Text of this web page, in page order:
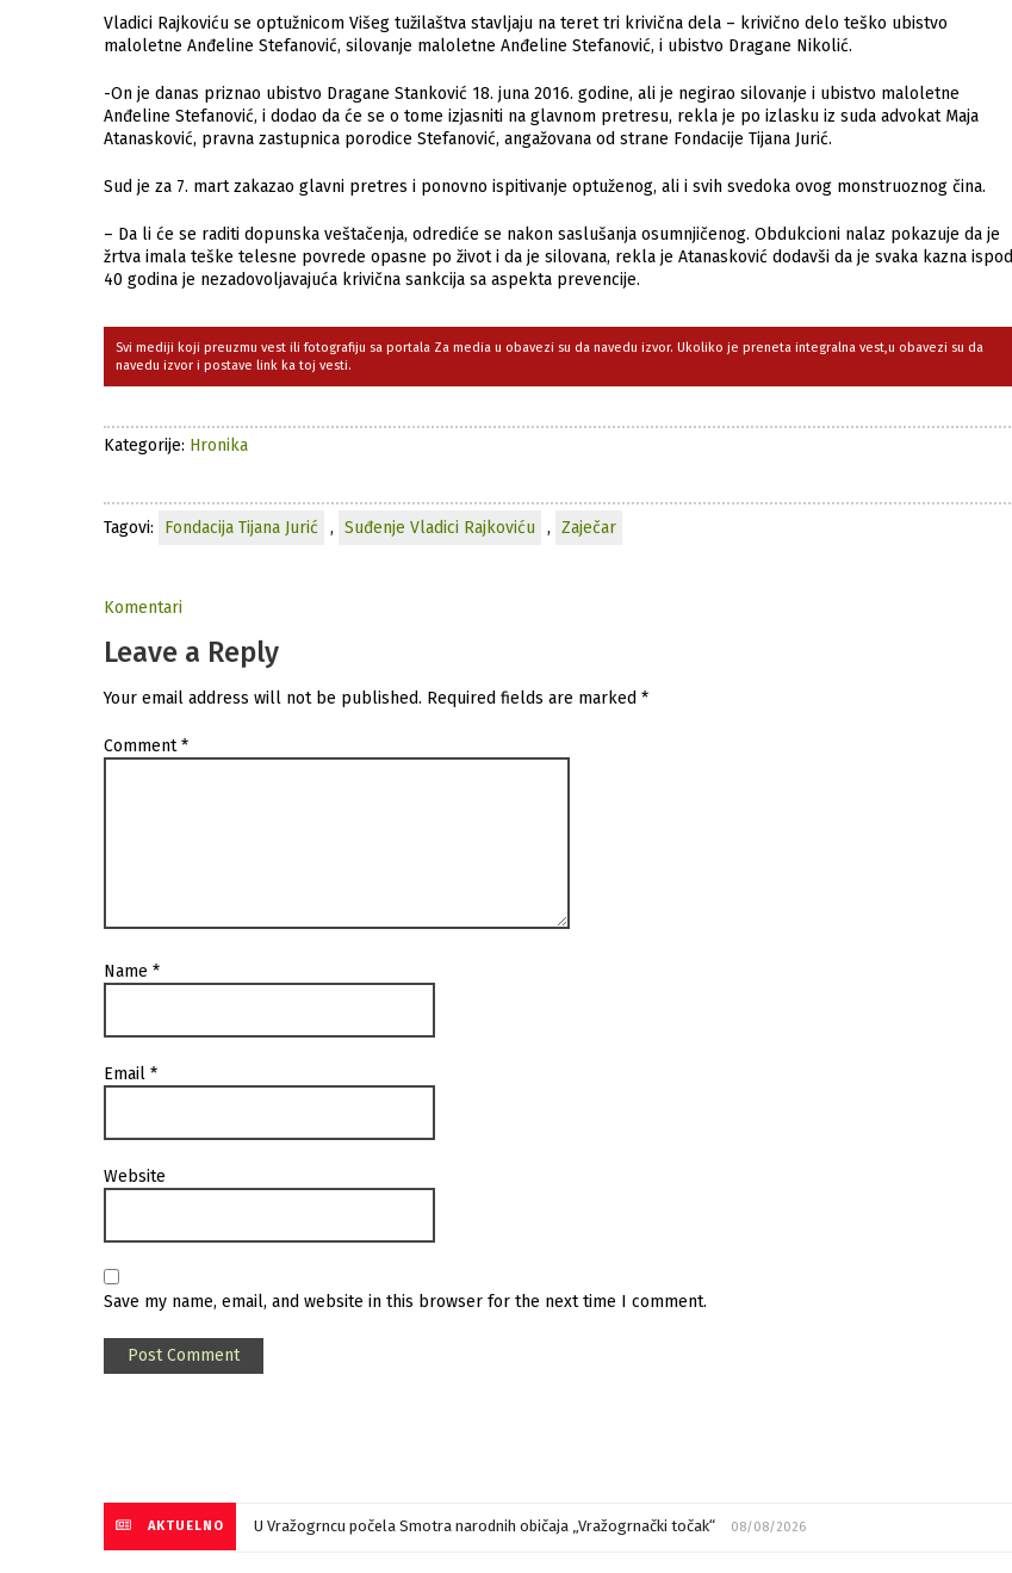
Vladici Rajkoviću se optužnicom Višeg tužilaštva stavljaju na teret tri krivična dela – krivično delo teško ubistvo
maloletne Anđeline Stefanović, silovanje maloletne Anđeline Stefanović, i ubistvo Dragane Nikolić.
-On je danas priznao ubistvo Dragane Stanković 18. juna 2016. godine, ali je negirao silovanje i ubistvo maloletne
Anđeline Stefanović, i dodao da će se o tome izjasniti na glavnom pretresu, rekla je po izlasku iz suda advokat Maja
Atanasković, pravna zastupnica porodice Stefanović, angažovana od strane Fondacije Tijana Jurić.
Sud je za 7. mart zakazao glavni pretres i ponovno ispitivanje optuženog, ali i svih svedoka ovog monstruoznog čina.
– Da li će se raditi dopunska veštačenja, odrediće se nakon saslušanja osumnjičenog. Obdukcioni nalaz pokazuje da je
žrtva imala teške telesne povrede opasne po život i da je silovana, rekla je Atanasković dodavši da je svaka kazna ispod
40 godina je nezadovoljavajuća krivična sankcija sa aspekta prevencije.
Svi mediji koji preuzmu vest ili fotografiju sa portala Za media u obavezi su da navedu izvor. Ukoliko je preneta integralna vest,u obavezi su da
navedu izvor i postave link ka toj vesti.
Kategorije: Hronika
Tagovi: Fondacija Tijana Jurić , Suđenje Vladici Rajkoviću , Zaječar
Komentari
Leave a Reply
Your email address will not be published. Required fields are marked *
Comment*
Name *
Email *
Website
Save my name, email, and website in this browser for the next time I comment.
AKTUELNO U Vražogrncu počela Smotra narodnih običaja „Vražogrnački točak“ 08/08/2026